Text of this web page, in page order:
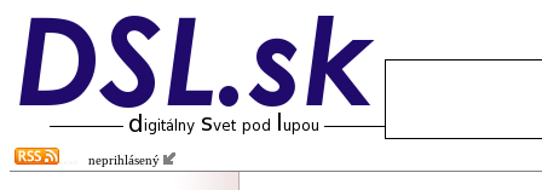
neprihlásený